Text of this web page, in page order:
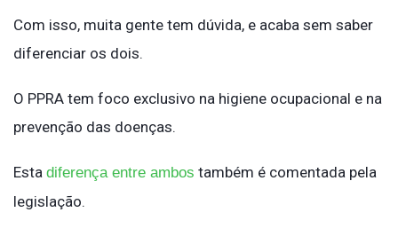
Com isso, muita gente tem dúvida, e acaba sem saber
diferenciar os dois.
O PPRA tem foco exclusivo na higiene ocupacional e na
prevenção das doenças.
Esta diferença entre ambos também é comentada pela
legislação.